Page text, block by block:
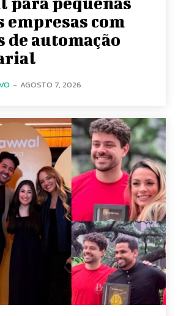
empresas com
de automação
- AGOSTO 7, 2026